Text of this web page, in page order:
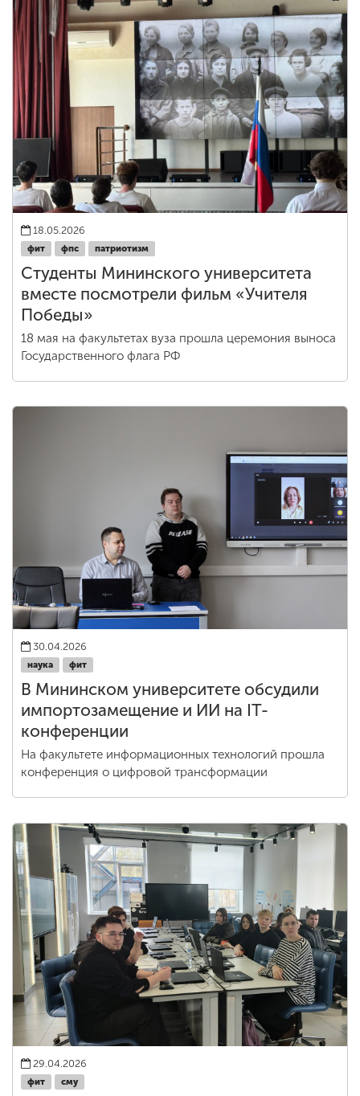
18.05.2026
фит фпс патриотизм
Студенты Мининского университета
вместе посмотрели фильм «Учителя
Победы»
18 мая на факультетах вуза прошла церемония выноса
Государственного флага РФ
30.04.2026
наука фит
В Мининском университете обсудили
импортозамещение и ИИ на IT-
конференции
На факультете информационных технологий прошла
конференция о цифровой трансформации
29.04.2026
фит сму